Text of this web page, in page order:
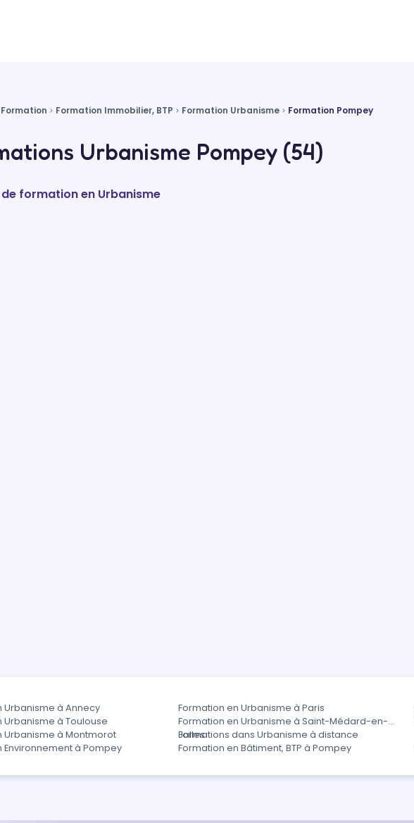
Formation Formation Immobilier, BTP Formation Urbanisme Formation Pompey
Urbanisme Pompey (54)
formation en Urbanisme
Urbanisme à Annecy Formation en Urbanisme à Paris
Urbanisme à Toulouse
Formation en Urbanisme à Saint-Médard-en-
Jalles
Urbanisme à Montmorot
Formations dans Urbanisme à distance
Environnement à Pompey Formation en Bâtiment, BTP à Pompey